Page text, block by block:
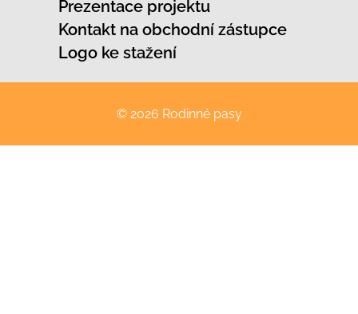
Prezentace projektu
Kontakt na obchodní zástupce
Logo ke stažení
© 2026 Rodinné pasy